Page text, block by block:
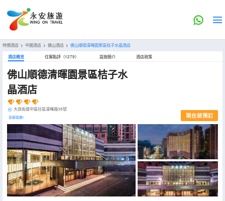
特價酒店 > 中國酒店 > 佛山酒店 > 佛山順德清暉園景區桔子水晶酒店
酒店概览 住客點評（1279） 設施簡介 酒店政策
佛山順德清暉園景區桔子水
晶酒店
大良街道中區社區清暉路38號
全部設施> 現在就預訂